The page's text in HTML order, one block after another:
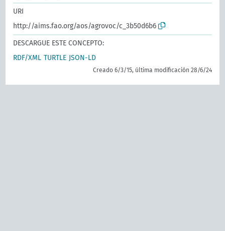
URI
http://aims.fao.org/aos/agrovoc/c_3b50d6b6
DESCARGUE ESTE CONCEPTO:
RDF/XML TURTLE JSON-LD
Creado 6/3/15, última modificación 28/6/24